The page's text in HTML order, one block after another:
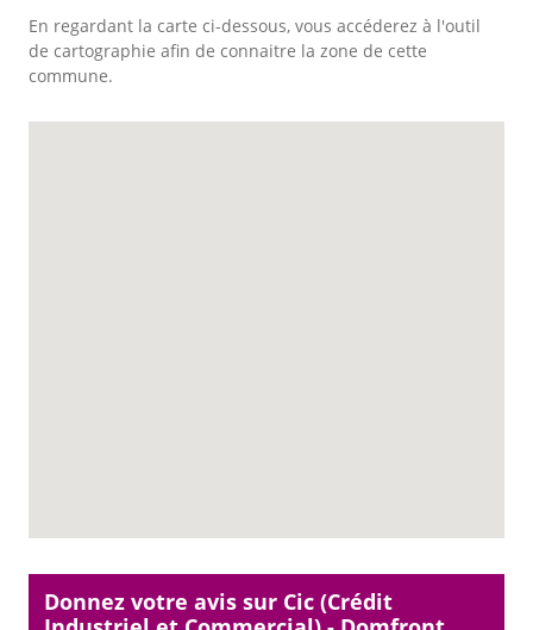
En regardant la carte ci-dessous, vous accéderez à l'outil
de cartographie afin de connaitre la zone de cette
commune.
Donnez votre avis sur Cic (Crédit